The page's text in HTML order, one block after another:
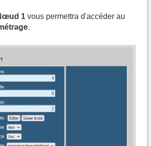
1 vous permettra d'accéder au
.